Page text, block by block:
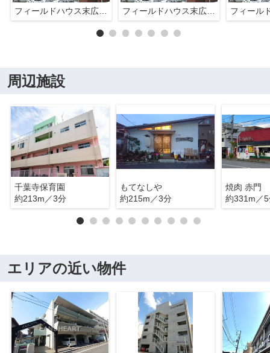
フィールドハウス末広壱番館 フィールドハウス末広壱番館
周辺施設
千葉寺保育園
約213m／3分
もてなしや
約215m／3分
焼肉 赤門
約331m／
エリアの近い物件